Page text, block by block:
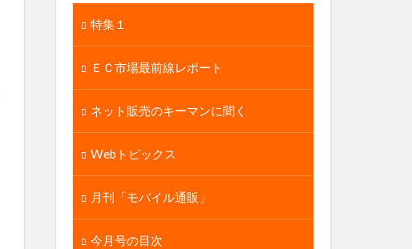
特集１
ＥＣ市場最前線レポート
ネット販売のキーマンに聞く
Webトピックス
月刊「モバイル通販」
今月号の目次